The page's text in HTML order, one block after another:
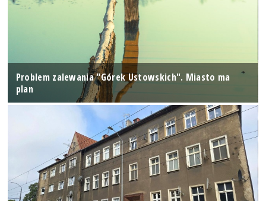
Problem zalewania "Górek Ustowskich". Miasto ma
plan